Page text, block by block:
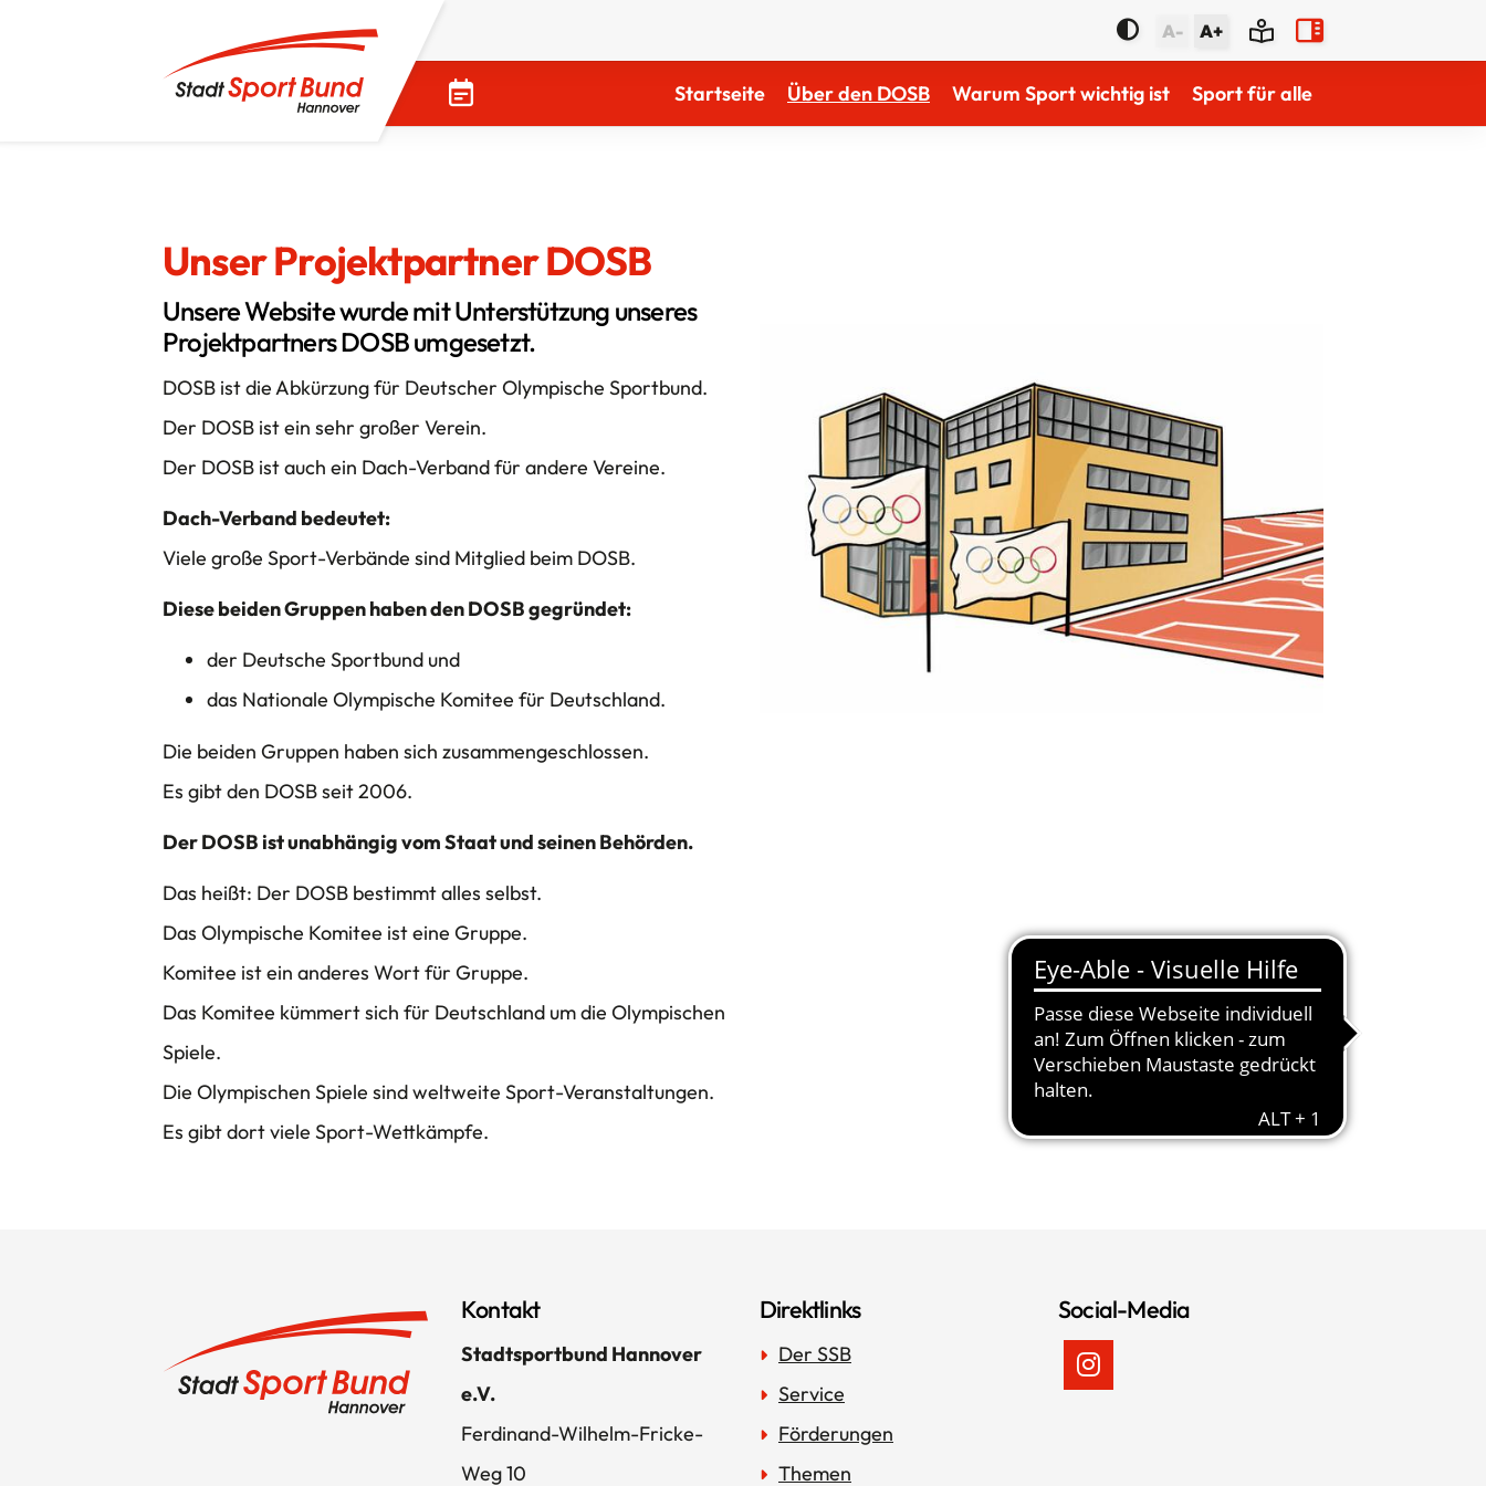
A- A+
Startseite Über den DOSB Warum Sport wichtig ist Sport für alle
Unser Projektpartner DOSB
Unsere Website wurde mit Unterstützung unseres
Projektpartners DOSB umgesetzt.
DOSB ist die Abkürzung für Deutscher Olympische Sportbund.
Der DOSB ist ein sehr großer Verein.
Der DOSB ist auch ein Dach-Verband für andere Vereine.
Dach-Verband bedeutet:
Viele große Sport-Verbände sind Mitglied beim DOSB.
Diese beiden Gruppen haben den DOSB gegründet:
der Deutsche Sportbund und
das Nationale Olympische Komitee für Deutschland.
Die beiden Gruppen haben sich zusammengeschlossen.
Es gibt den DOSB seit 2006.
Der DOSB ist unabhängig vom Staat und seinen Behörden.
Das heißt: Der DOSB bestimmt alles selbst.
Das Olympische Komitee ist eine Gruppe.
Komitee ist ein anderes Wort für Gruppe.
Das Komitee kümmert sich für Deutschland um die Olympischen
Spiele.
Die Olympischen Spiele sind weltweite Sport-Veranstaltungen.
Es gibt dort viele Sport-Wettkämpfe.
Kontakt
Stadtsportbund Hannover
e.V.
Ferdinand-Wilhelm-Fricke-
Weg 10
Direktlinks
Der SSB
Service
Förderungen
Themen
Social-Media